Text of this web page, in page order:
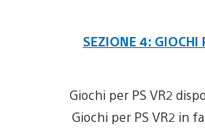
SEZIONE 4: GIOCHI
Giochi per PS VR2
Giochi per PS VR2 in